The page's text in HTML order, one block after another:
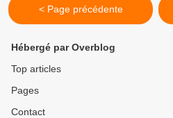
< Page précédente
Hébergé par Overblog
Top articles
Pages
Contact